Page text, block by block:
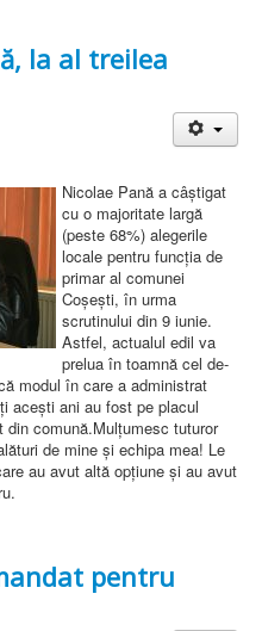
la al treilea
Nicolae Pană a câștigat
cu o majoritate largă
(peste 68%) alegerile
locale pentru funcția de
primar al comunei
Coșești, în urma
scrutinului din 9 iunie.
Astfel, actualul edil va
prelua în toamnă cel de-
modul în care a administrat
acești ani au fost pe placul
comună.Mulțumesc tuturor
de mine și echipa mea! Le
au avut altă opțiune și au avut
pentru